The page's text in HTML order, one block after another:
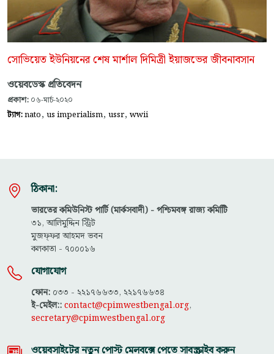
সোভিয়েত ইউনিয়নের শেষ মার্শাল দিমিত্রী ইয়াজভের জীবনাবসান
ওয়েবডেস্ক প্রতিবেদন
প্রকাশ: ০৬-মার্চ-২০২০
ট্যাগ:nato, us imperialism, ussr, wwii
ঠিকানা:
ভারতের কমিউনিস্ট পার্টি (মার্কসবাদী) - পশ্চিমবঙ্গ রাজ্য কমিটিি
৩১, আলিমুদ্দিন স্ট্রিট
মুজফ্ফ‌র আহমদ ভবন
কলকাতা - ৭০০০১৬
যোগাযোগ
ফোন: ০৩৩ - ২২১৭৬৬৩৩, ২২১৭৬৬৩৪
ই-মেইল::contact@cpimwestbengal.org,
secretary@cpimwestbengal.org
ওয়েবসাইটের নতুন পোস্ট মেলবক্সে পেতে সাবস্ক্রাইব করুন